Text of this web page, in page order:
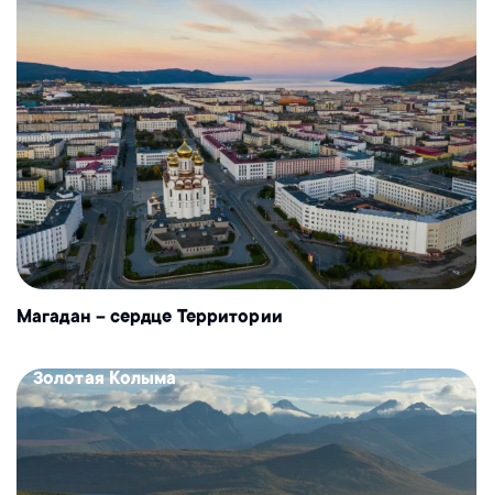
Магадан – сердце Территории
Золотая Колыма